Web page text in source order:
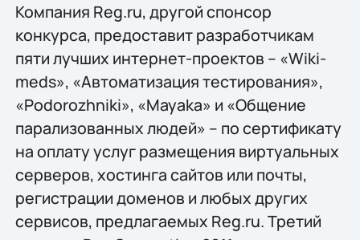
Компания Reg.ru, другой спонсор
конкурса, предоставит разработчикам
пяти лучших интернет-проектов – «Wiki-
meds», «Автоматизация тестирования»,
«Podorozhniki», «Mayaka» и «Общение
парализованных людей» – по сертификату
на оплату услуг размещения виртуальных
серверов, хостинга сайтов или почты,
регистрации доменов и любых других
сервисов, предлагаемых Reg.ru. Третий